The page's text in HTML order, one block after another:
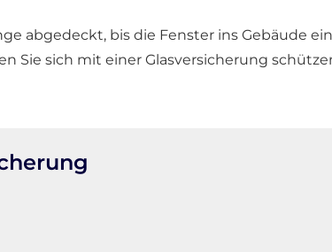
abgedeckt, bis die Fenster ins Gebäude
Sie sich mit einer Glasversicherung